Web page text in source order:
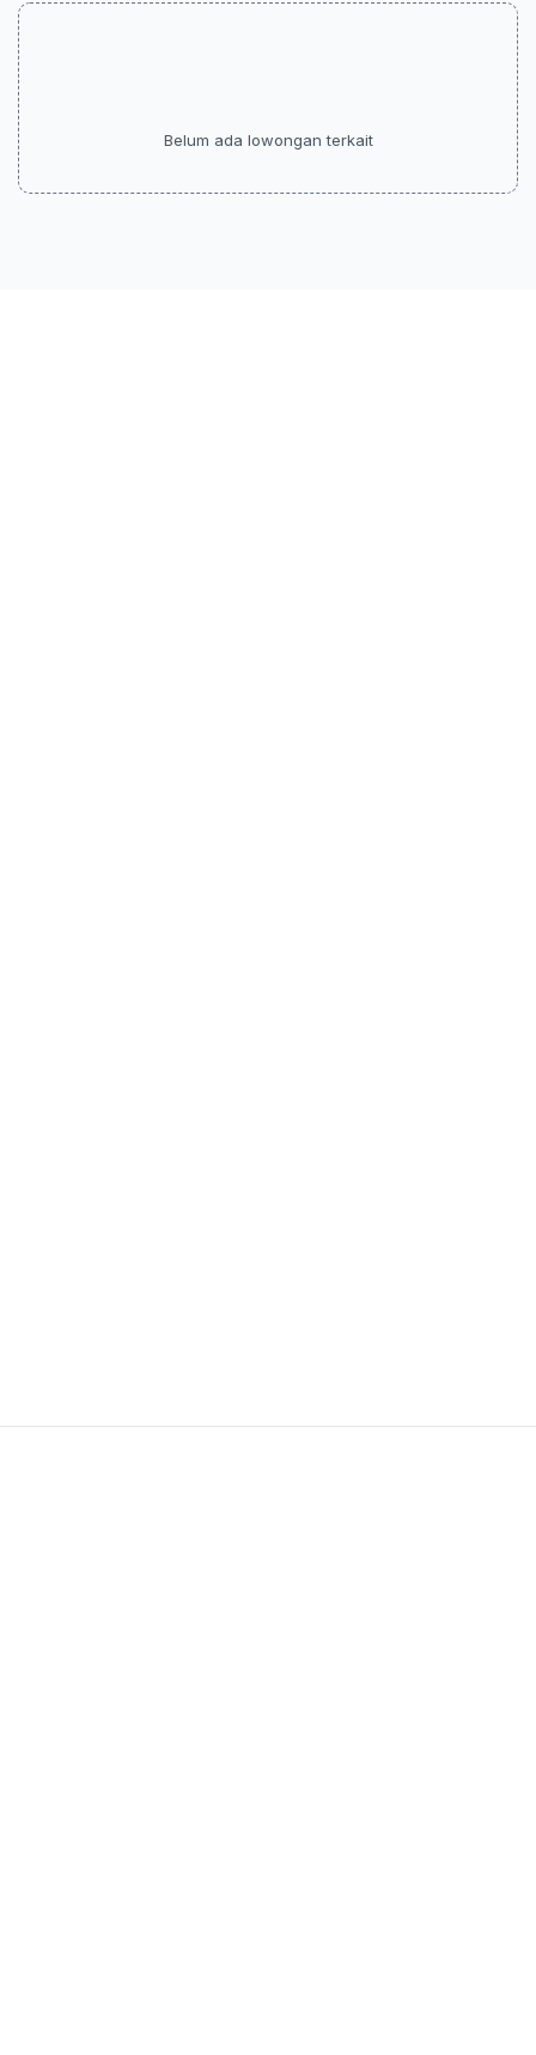
Belum ada lowongan terkait